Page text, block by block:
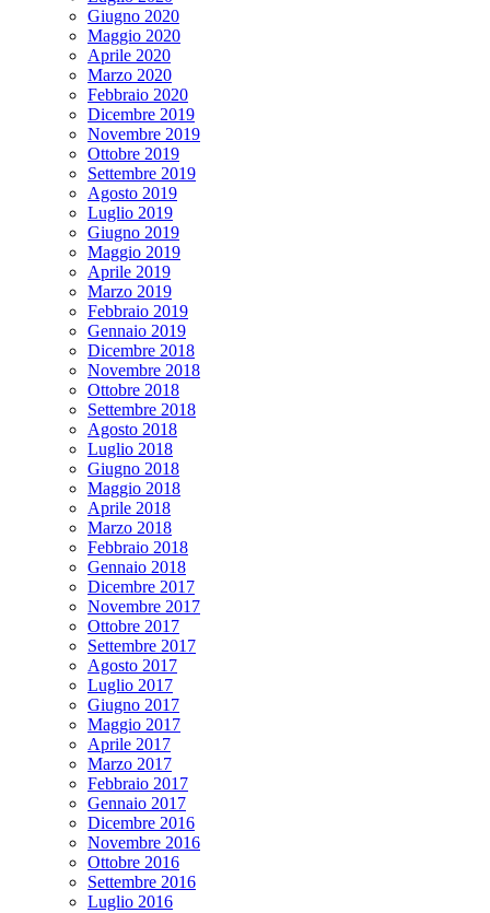
Giugno 2020
Maggio 2020
Aprile 2020
Marzo 2020
Febbraio 2020
Dicembre 2019
Novembre 2019
Ottobre 2019
Settembre 2019
Agosto 2019
Luglio 2019
Giugno 2019
Maggio 2019
Aprile 2019
Marzo 2019
Febbraio 2019
Gennaio 2019
Dicembre 2018
Novembre 2018
Ottobre 2018
Settembre 2018
Agosto 2018
Luglio 2018
Giugno 2018
Maggio 2018
Aprile 2018
Marzo 2018
Febbraio 2018
Gennaio 2018
Dicembre 2017
Novembre 2017
Ottobre 2017
Settembre 2017
Agosto 2017
Luglio 2017
Giugno 2017
Maggio 2017
Aprile 2017
Marzo 2017
Febbraio 2017
Gennaio 2017
Dicembre 2016
Novembre 2016
Ottobre 2016
Settembre 2016
Luglio 2016